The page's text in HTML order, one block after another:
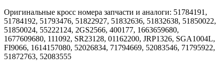
Оригинальные кросс номера запчасти и аналоги: 51784191,
51784192, 51793476, 51822927, 51832636, 51832638, 51850022,
51850024, 55222124, 2GS2566, 400177, 1663659680,
1677609680, 111092, SR23128, 01162200, JRP1326, SGA1004L,
FI9066, 1614157080, 52026834, 71794669, 52083546, 71795922,
51872763, 52083555